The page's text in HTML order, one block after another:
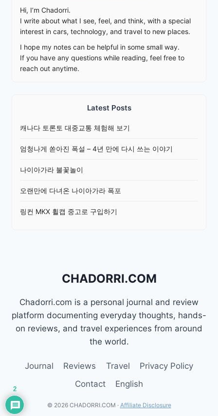
Hi, I’m Chadorri.
I write about what I see, feel, and think, with a special
interest in cars, technology, and travel to new places.
I hope my notes can be helpful in some small way.
If you have any questions while reading, feel free to
reach out anytime.
Latest Posts
캐나다 토론토 대중교통 체험해 보기
엄청나게 쏟아진 폭설 – 4년 만에 다시 쓰는 이야기
나이아가라 불꽃놀이
오랜만에 다녀온 나이아가라 폭포
링컨 MKX 휠캡 중고로 구입하기
CHADORRI.COM
Chadorri.com is a personal journal and review
platform documenting everyday thoughts, hands-
on reviews, and travel experiences from around
the world.
Journal Reviews Travel
Privacy Policy
Contact
English
© 2026 CHADORRI.COM · Affiliate Disclosure
2